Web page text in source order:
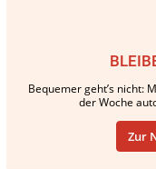
Bequemer geht’s nicht:
der Woche
Zur